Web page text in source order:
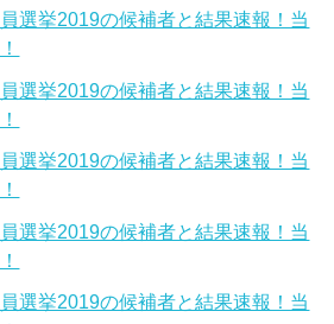
選挙2019の候補者と結果速報！当
選挙2019の候補者と結果速報！当
選挙2019の候補者と結果速報！当
選挙2019の候補者と結果速報！当
選挙2019の候補者と結果速報！当